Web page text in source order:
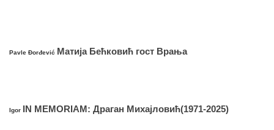
Pavle Đorđević Матија Бећковић гост Врања
Igor IN MEMORIAM: Драган Михајловић(1971-2025)